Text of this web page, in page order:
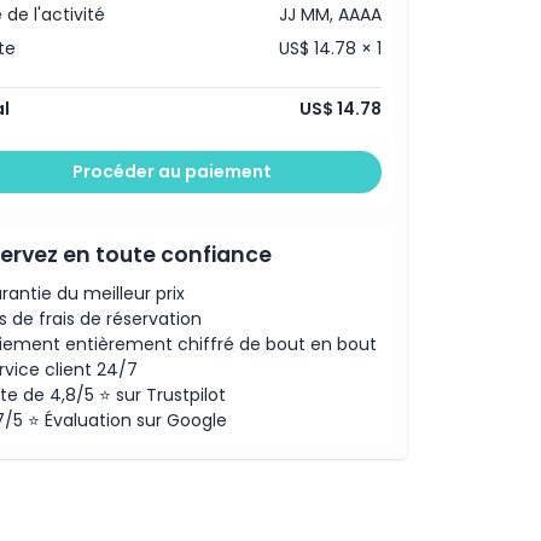
de l'activité
JJ MM, AAAA
US$ 14.78 × 1
US$ 14.78
Procéder au paiement
en toute confiance
du meilleur prix
de frais de réservation
entièrement chiffré de bout en bout
client 24/7
de 4,8/5 ⭐ sur Trustpilot
5 ⭐ Évaluation sur Google